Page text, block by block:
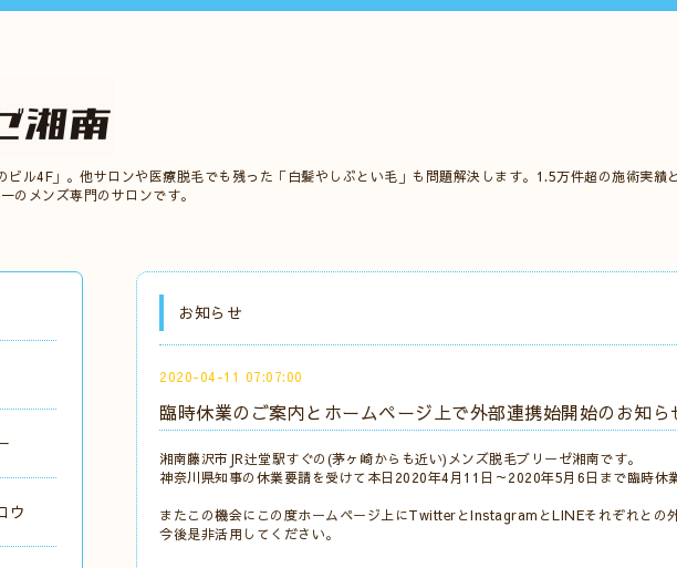
ビル4F」。他サロンや医療脱毛でも残った「白髪やしぶとい毛」も問題解決します。1.5万件超の施術実績
のメンズ専門のサロンです。
お知らせ
2020-04-11 07:07:00
臨時休業のご案内とホームページ上で外部連携始開始のお知ら
湘南藤沢市JR辻堂駅すぐの(茅ヶ崎からも近い)メンズ脱毛ブリーゼ湘南です。
神奈川県知事の休業要請を受けて本日2020年4月11日～2020年5月6日まで臨時休
またこの機会にこの度ホームページ上にTwitterとInstagramとLINEそれぞれとの
今後是非活用してください。
ウ